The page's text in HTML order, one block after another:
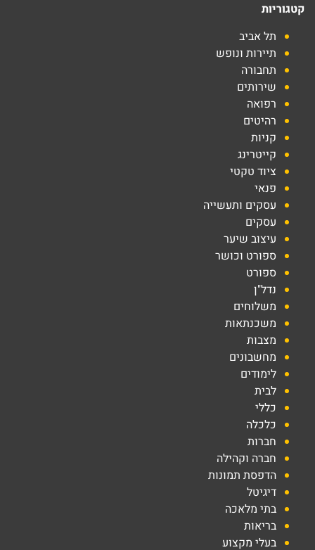
קטגוריות
תל אביב
תיירות ונופש
תחבורה
שירותים
רפואה
רהיטים
קניות
קייטרינג
ציוד טקטי
פנאי
עסקים ותעשייה
עסקים
עיצוב שיער
ספורט וכושר
ספורט
נדל"ן
משלוחים
משכנתאות
מצבות
מחשבונים
לימודים
לבית
כללי
כלכלה
חברות
חברה וקהילה
הדפסת תמונות
דיגיטל
בתי מלאכה
בריאות
בעלי מקצוע